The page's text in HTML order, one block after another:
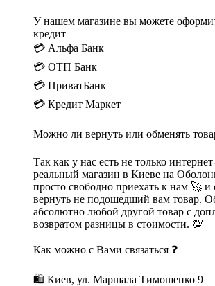
У нашем магазине вы можете
кредит
💳 Альфа Банк
💳 ОТП Банк
💳 ПриватБанк
💳 Кредит Маркет
Можно ли вернуть или обменять
Так как у нас есть не только
реальный магазин в Киеве на
просто свободно приехать к нам 🚀 и
вернуть не подошедший вам товар.
абсолютно любой другой товар с
возвратом разницы в стоимости. 💯
Как можно с Вами связаться ❓
🛍 Киев, ул. Маршала Тимошенко 9